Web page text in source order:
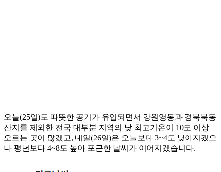
오늘(25일)도 따뜻한 공기가 유입되면서 강원영동과 경북북동
산지를 제외한 전국 대부분 지역의 낮 최고기온이 10도 이상
오르는 곳이 많겠고, 내일(26일)은 오늘보다 3~4도 낮아지겠으
나 평년보다 4~8도 높아 포근한 날씨가 이어지겠습니다.